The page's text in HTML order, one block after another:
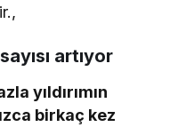
artıyor
yıldırımın
birkaç kez